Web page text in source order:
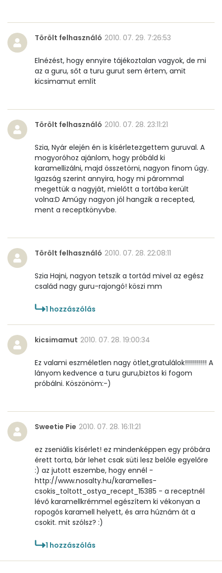
Törölt felhasználó 2010. 07. 29. 7:26:53
Elnézést, hogy ennyire tájékoztalan vagyok, de mi
az a guru, sőt a turu gurut sem értem, amit
kicsimamut említ
Törölt felhasználó 2010. 07. 28. 23:11:21
Szia, Nyár elején én is kísérletezgettem guruval. A
mogyoróhoz ajánlom, hogy próbáld ki
karamellizálni, majd összetörni, nagyon finom úgy.
Igazság szerint annyira, hogy mi párommal
megettük a nagyját, mielőtt a tortába került
volna:D Amúgy nagyon jól hangzik a recepted,
ment a receptkönyvbe.
Törölt felhasználó 2010. 07. 28. 22:08:11
Szia Hajni, nagyon tetszik a tortád mivel az egész
család nagy guru-rajongó! köszi mm
1 hozzászólás
kicsimamut 2010. 07. 28. 19:00:34
Ez valami eszméletlen nagy ötlet,gratulálok!!!!!!!!!!! A
lányom kedvence a turu guru,biztos ki fogom
próbálni. Köszönöm:-)
Sweetie Pie 2010. 07. 28. 16:11:21
ez zseniális kísérlet! ez mindenképpen egy próbára
érett torta, bár lehet csak süti lesz belőle egyelőre
:) az jutott eszembe, hogy ennél -
http://www.nosalty.hu/karamelles-
csokis_toltott_ostya_recept_15385 - a receptnél
lévő karamellkrémmel egészítem ki vékonyan a
ropogós karamell helyett, és arra húznám át a
csokit. mit szólsz? :)
1 hozzászólás